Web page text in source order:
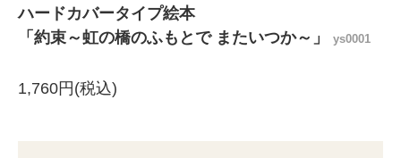
ハードカバータイプ絵本
「約束～虹の橋のふもとで またいつか～」
ys0001
1,760円(税込)